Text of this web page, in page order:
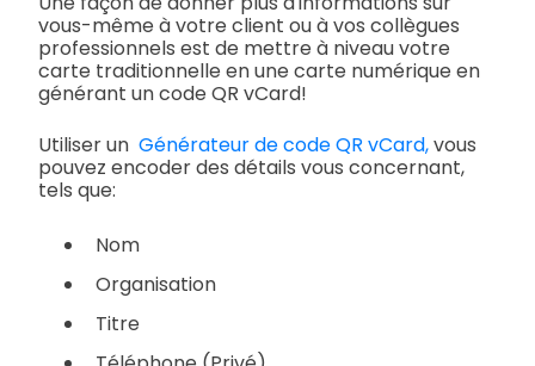
vous-même à votre client ou à vos collègues
professionnels est de mettre à niveau votre
carte traditionnelle en une carte numérique en
générant un code QR vCard!
Utiliser un Générateur de code QR vCard,vous
pouvez encoder des détails vous concernant,
tels que:
Nom
Organisation
Titre